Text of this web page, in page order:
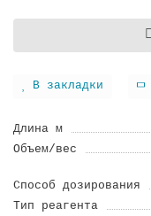
В закладки
Длина м
Объем/вес
Способ дозирования
Тип реагента